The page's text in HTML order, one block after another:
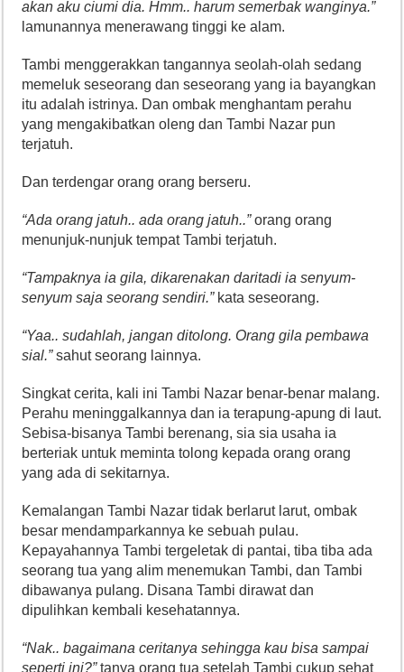
akan aku ciumi dia. Hmm.. harum semerbak wanginya.”
lamunannya menerawang tinggi ke alam.
Tambi menggerakkan tangannya seolah-olah sedang
memeluk seseorang dan seseorang yang ia bayangkan
itu adalah istrinya. Dan ombak menghantam perahu
yang mengakibatkan oleng dan Tambi Nazar pun
terjatuh.
Dan terdengar orang orang berseru.
“Ada orang jatuh.. ada orang jatuh..”orang orang
menunjuk-nunjuk tempat Tambi terjatuh.
“Tampaknya ia gila, dikarenakan daritadi ia senyum-
senyum saja seorang sendiri.”kata seseorang.
“Yaa.. sudahlah, jangan ditolong. Orang gila pembawa
sial.”sahut seorang lainnya.
Singkat cerita, kali ini Tambi Nazar benar-benar malang.
Perahu meninggalkannya dan ia terapung-apung di laut.
Sebisa-bisanya Tambi berenang, sia sia usaha ia
berteriak untuk meminta tolong kepada orang orang
yang ada di sekitarnya.
Kemalangan Tambi Nazar tidak berlarut larut, ombak
besar mendamparkannya ke sebuah pulau.
Kepayahannya Tambi tergeletak di pantai, tiba tiba ada
seorang tua yang alim menemukan Tambi, dan Tambi
dibawanya pulang. Disana Tambi dirawat dan
dipulihkan kembali kesehatannya.
“Nak.. bagaimana ceritanya sehingga kau bisa sampai
seperti ini?”tanya orang tua setelah Tambi cukup sehat